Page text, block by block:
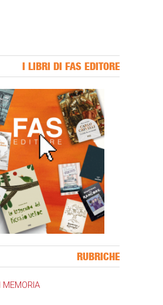
I LIBRI DI FAS EDITORE
RUBRICHE
MEMORIA